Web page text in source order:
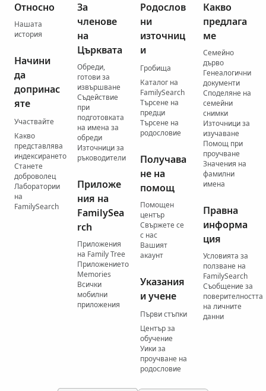
Относно
Нашата
история
Начини
да
допринас
яте
Участвайте
Какво
представлява
индексирането
Станете
доброволец
Лаборатории
на
FamilySearch
За
членове
на
Църквата
Обреди,
готови за
извършване
Съдействие
при
подготовката
на имена за
обреди
Източници за
ръководители
Приложе
ния на
FamilySea
rch
Приложения
на Family Tree
Приложението
Memories
Всички
мобилни
приложения
Родослов
ни
източниц
и
Гробища
Каталог на
FamilySearch
Търсене на
предци
Търсене на
родословие
Получава
не на
помощ
Помощен
център
Свържете се
с нас
Вашият
акаунт
Указания
и учене
Първи стъпки
Център за
обучение
Уики за
проучване на
родословие
Какво
предлага
ме
Семейно
дърво
Генеалогични
документи
Споделяне на
семейни
снимки
Източници за
изучаване
Помощ при
проучване
Значения на
фамилни
имена
Правна
информа
ция
Условията за
ползване на
FamilySearch
Съобщение за
поверителността
на личните
данни